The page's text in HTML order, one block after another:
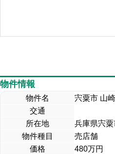
物件情報
物件名
宍粟市 山
交通
所在地
兵庫県宍
物件種目
売店舗
価格
480万円